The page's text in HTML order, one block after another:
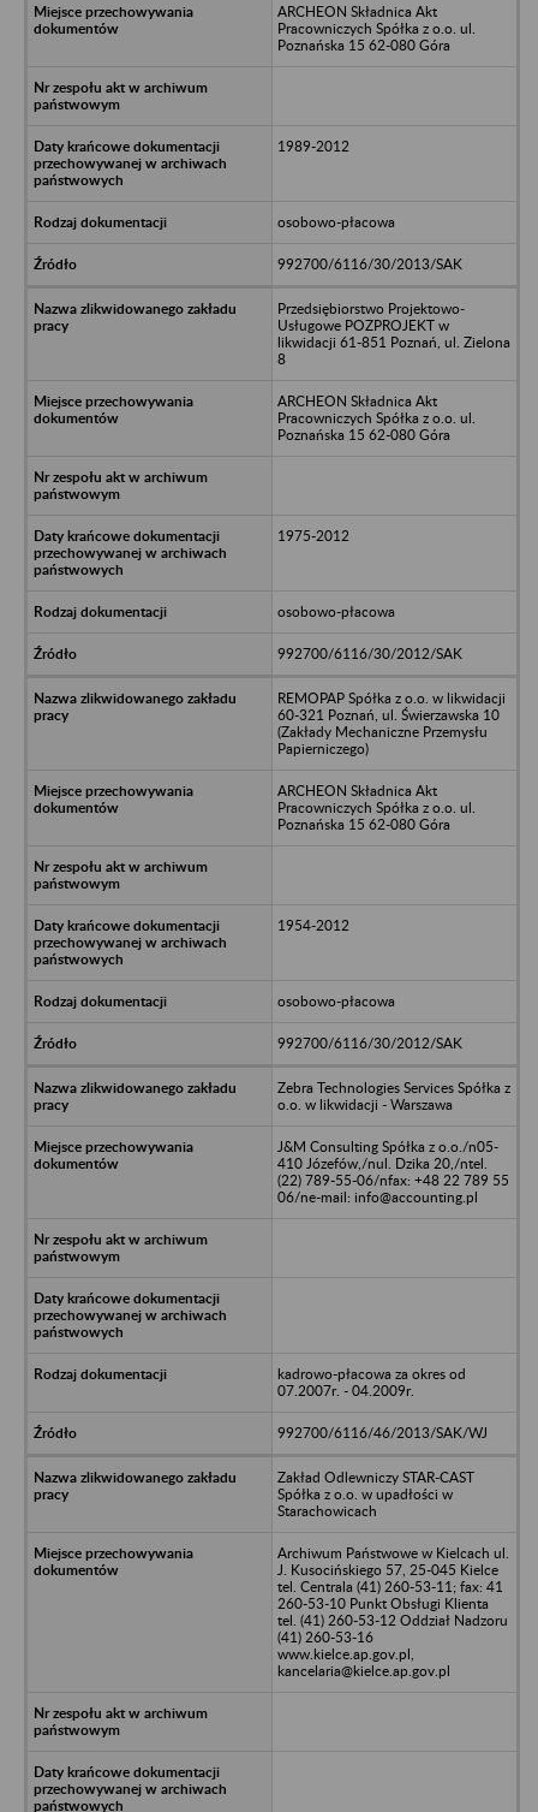
ARCHEON Składnica Akt
Pracowniczych Spółka z o.o. ul.
Poznańska 15 62-080 Góra
1989-2012
osobowo-płacowa
992700/6116/30/2013/SAK
Przedsiębiorstwo Projektowo-
Usługowe POZPROJEKT w
likwidacji 61-851 Poznań, ul. Zielona
8
ARCHEON Składnica Akt
Pracowniczych Spółka z o.o. ul.
Poznańska 15 62-080 Góra
1975-2012
osobowo-płacowa
992700/6116/30/2012/SAK
REMOPAP Spółka z o.o. w likwidacji
60-321 Poznań, ul. Świerzawska 10
(Zakłady Mechaniczne Przemysłu
Papierniczego)
ARCHEON Składnica Akt
Pracowniczych Spółka z o.o. ul.
Poznańska 15 62-080 Góra
1954-2012
osobowo-płacowa
992700/6116/30/2012/SAK
Zebra Technologies Services Spółka z
o.o. w likwidacji - Warszawa
J&M Consulting Spółka z o.o./n05-
410 Józefów,/nul. Dzika 20,/ntel.
(22) 789-55-06/nfax: +48 22 789 55
06/ne-mail: info@accounting.pl
kadrowo-płacowa za okres od
07.2007r. - 04.2009r.
992700/6116/46/2013/SAK/WJ
Zakład Odlewniczy STAR-CAST
Spółka z o.o. w upadłości w
Starachowicach
Archiwum Państwowe w Kielcach ul.
J. Kusocińskiego 57, 25-045 Kielce
tel. Centrala (41) 260-53-11; fax: 41
260-53-10 Punkt Obsługi Klienta
tel. (41) 260-53-12 Oddział Nadzoru
(41) 260-53-16
www.kielce.ap.gov.pl,
kancelaria@kielce.ap.gov.pl